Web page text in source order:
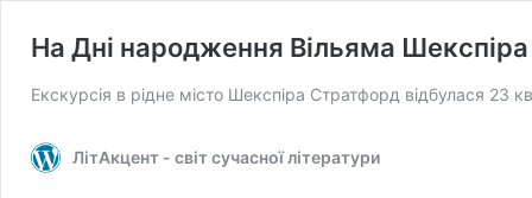
На Дні народження Вільяма Шекспіра
Екскурсія в рідне місто Шекспіра Стратфорд відбулася
ЛітАкцент - світ сучасної літератури